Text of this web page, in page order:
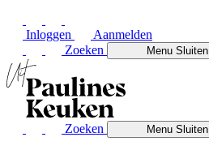
Inloggen
Aanmelden
Zoeken
MenuSluiten
Zoeken MenuSluiten